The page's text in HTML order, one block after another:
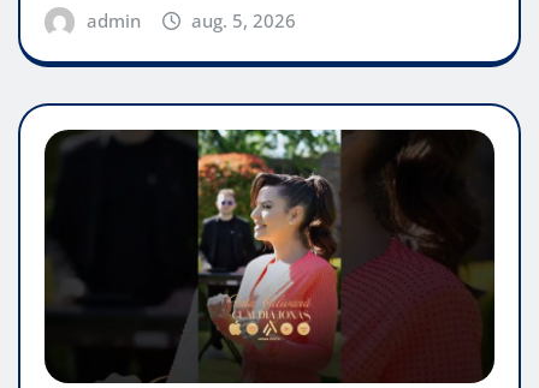
admin aug. 5, 2026